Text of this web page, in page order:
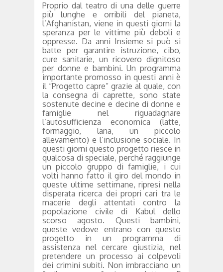
Proprio dal teatro di una delle guerre
più lunghe e orribili del pianeta,
l’Afghanistan, viene in questi giorni la
speranza per le vittime più deboli e
oppresse. Da anni Insieme si può si
batte per garantire istruzione, cibo,
cure sanitarie, un ricovero dignitoso
per donne e bambini. Un programma
importante promosso in questi anni è
il “Progetto capre” grazie al quale, con
la consegna di caprette, sono state
sostenute decine e decine di donne e
famiglie nel riguadagnare
l’autosufficienza economica (latte,
formaggio, lana, un piccolo
allevamento) e l’inclusione sociale. In
questi giorni questo progetto riesce in
qualcosa di speciale, perché raggiunge
un piccolo gruppo di famiglie, i cui
volti hanno fatto il giro del mondo in
queste ultime settimane, ripresi nella
disperata ricerca dei propri cari tra le
macerie degli attentati contro la
popolazione civile di Kabul dello
scorso agosto. Questi bambini,
queste vedove entrano con questo
progetto in un programma di
assistenza nel cercare giustizia, nel
pretendere un processo ai colpevoli
dei crimini subiti. Non imbracciano un